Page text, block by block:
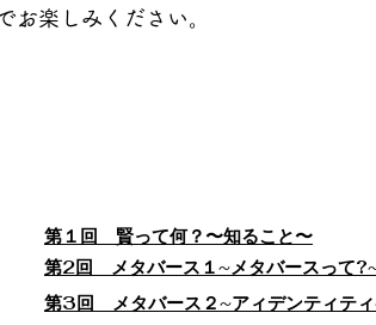
お楽しみください。
第１回 賢って何？〜知ること〜
第2回​ メタバース１~メタバースって
第3回​ メタバース２~アィデンティテ